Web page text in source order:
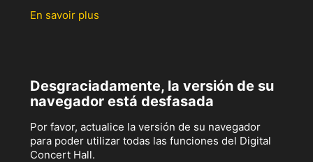
En savoir plus
Desgraciadamente, la versión de su
navegador está desfasada
Por favor, actualice la versión de su navegador
para poder utilizar todas las funciones del Digital
Concert Hall.